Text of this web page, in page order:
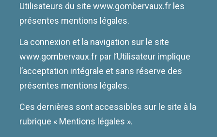
Utilisateurs du site www.gombervaux.fr les
présentes mentions légales.
La connexion et la navigation sur le site
www.gombervaux.fr par l’Utilisateur implique
l’acceptation intégrale et sans réserve des
présentes mentions légales.
Ces dernières sont accessibles sur le site à la
rubrique « Mentions légales ».